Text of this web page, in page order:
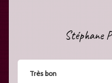
Stéphane P
Très bon